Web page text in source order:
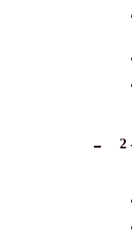
2